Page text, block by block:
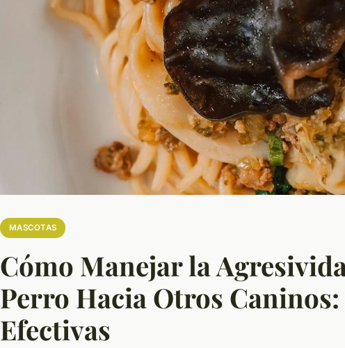
MASCOTAS
Cómo Manejar la
Perro Hacia Otros
Efectivas